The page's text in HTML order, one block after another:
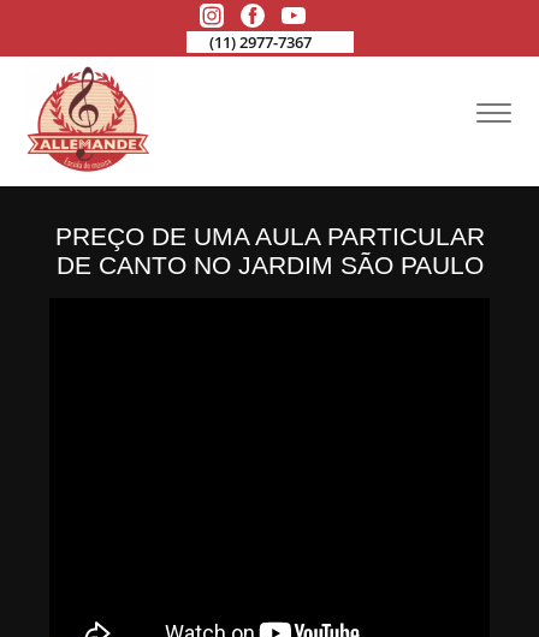
(11) 2977-7367
PREÇO DE UMA AULA PARTICULAR
DE CANTO NO JARDIM SÃO PAULO